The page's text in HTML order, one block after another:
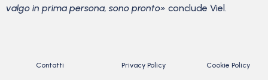
valgo in prima persona, sono pronto» conclude Viel.
Contatti Privacy Policy Cookie Policy